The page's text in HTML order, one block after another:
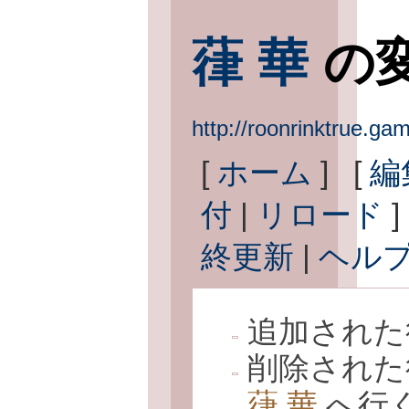
葎 華 の
http://
[ ホーム ] [ 編
付 | リロード
終更新 | ヘル
追加され
削除され